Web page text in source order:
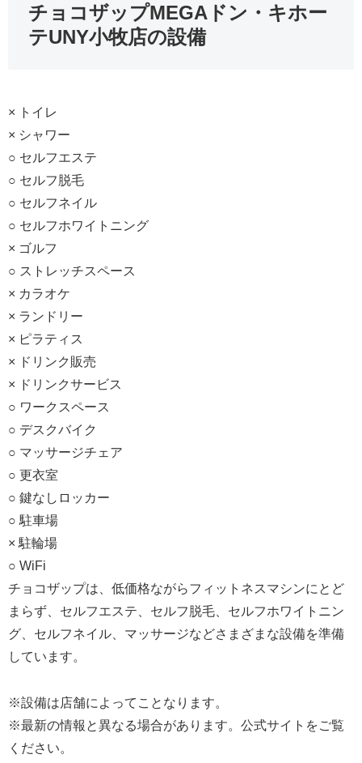
チョコザップMEGAドン・キホー
テUNY小牧店の設備
× トイレ
× シャワー
○ セルフエステ
○ セルフ脱毛
○ セルフネイル
○ セルフホワイトニング
× ゴルフ
○ ストレッチスペース
× カラオケ
× ランドリー
× ピラティス
× ドリンク販売
× ドリンクサービス
○ ワークスペース
○ デスクバイク
○ マッサージチェア
○ 更衣室
○ 鍵なしロッカー
○ 駐車場
× 駐輪場
○ WiFi
チョコザップは、低価格ながらフィットネスマシンにとど
まらず、セルフエステ、セルフ脱毛、セルフホワイトニン
グ、セルフネイル、マッサージなどさまざまな設備を準備
しています。
※設備は店舗によってことなります。
※最新の情報と異なる場合があります。公式サイトをご覧
ください。